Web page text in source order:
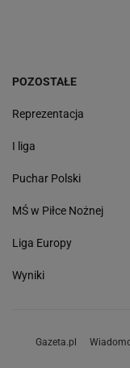
POZOSTAŁE
Reprezentacja
I liga
Puchar Polski
MŚ w Piłce Nożnej
Liga Europy
Wyniki
Gazeta.pl